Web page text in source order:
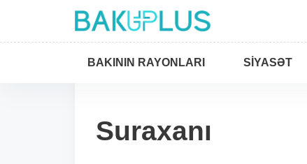
BAKININ RAYONLARI SIYASƏT
Suraxanı